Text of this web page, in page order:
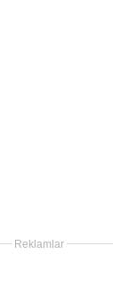
Reklamlar